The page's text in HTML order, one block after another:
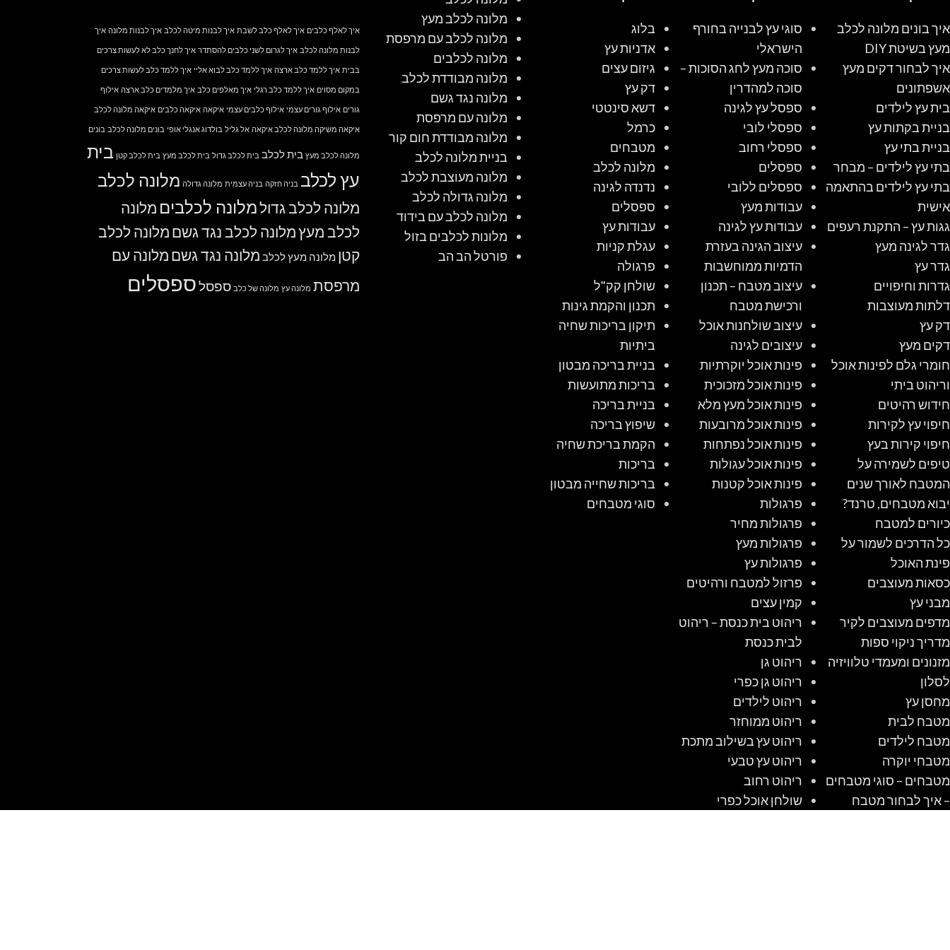
איך בונים מלונה לכלב
מעץ בשיטת DIY
איך לבחור דקים מעץ
אשפתונים
בית עץ לילדים
בניית בקתות עץ
בניית בתי עץ
בתי עץ לילדים – מבחר
בתי עץ לילדים בהתאמה
אישית
גגות עץ – התקנת רעפים
גדר לגינה מעץ
גדר עץ
גדרות וחיפויים
דלתות מעוצבות
דק עץ
דקים מעץ
חומרי גלם לפינות אוכל
וריהוט ביתי
חידוש רהיטים
חיפוי עץ לקירות
חיפוי קירות בעץ
טיפים לשמירה על
המטבח לאורך שנים
יבוא מטבחים, טרנד?
כיורים למטבח
כל הדרכים לשמור על
פינת האוכל
כסאות מעוצבים
מבני עץ
מדפים מעוצבים לקיר
מדריך ניקוי ספות
מזנונים ומעמדי טלוויזיה
לסלון
מחסן עץ
מטבח לבית
מטבח לילדים
מטבחי יוקרה
מטבחים – סוגי מטבחים
– איך לבחור מטבח
סוגי עץ לבנייה בחורף
הישראלי
סוכה מעץ לחג הסוכות –
סוכה למהדרין
ספסל עץ לגינה
ספסלי לובי
ספסלי רחוב
ספסלים
ספסלים ללובי
עבודות מעץ
עבודות עץ לגינה
עיצוב הגינה בעזרת
הדמיות ממוחשבות
עיצוב מטבח – תכנון
ורכישת מטבח
עיצוב שולחנות אוכל
עיצובים לגינה
פינות אוכל יוקרתיות
פינות אוכל מזכוכית
פינות אוכל מעץ מלא
פינות אוכל מרובעות
פינות אוכל נפתחות
פינות אוכל עגולות
פינות אוכל קטנות
פרגולות
פרגולות מחיר
פרגולות מעץ
פרגולות עץ
פרזול למטבח ורהיטים
קמין עצים
ריהוט בית כנסת – ריהוט
לבית כנסת
ריהוט גן
ריהוט גן כפרי
ריהוט לילדים
ריהוט ממוחזר
ריהוט עץ בשילוב מתכת
ריהוט עץ טבעי
ריהוט רחוב
שולחן אוכל כפרי
בלוג
אדניות עץ
גיזום עצים
דק עץ
דשא סינטטי
כרמל
מטבחים
מלונה לכלב
נדנדה לגינה
ספסלים
עבודות עץ
עגלת קניות
פרגולה
שולחן קק"ל
תכנון והקמת גינות
תיקון בריכות שחיה
ביתיות
בניית בריכה מבטון
בריכות מתועשות
בניית בריכה
שיפוץ בריכה
הקמת בריכת שחיה
בריכות
בריכות שחייה מבטון
סוגי מטבחים
מלונה לכלב מעץ
מלונה לכלב עם מרפסת
מלונה לכלבים
מלונה מבודדת לכלב
מלונה נגד גשם
מלונה עם מרפסת
מלונה מבודדת חום קור
בניית מלונה לכלב
מלונה מעוצבת לכלב
מלונה גדולה לכלב
מלונה לכלב עם בידוד
מלונות לכלבים בזול
פורטל הב הב
איך לאלף כלבים איך לאלף כלב לשבת איך לבנות מיטה לכלב איך לבנות מלונה איך
לבנות מלונה לכלב איך לגרום לשני כלבים להסתדר איך לחנך כלב לא לעשות צרכים
בבית איך ללמד כלב ארצה איך ללמד כלב לבוא אליי איך ללמד כלב לעשות צרכים
במקום מסוים איך ללמד כלב רגלי איך מאלפים כלב איך מלמדים כלב ארצה אילוף
גורים אילוף גורים עצמי אילוף כלבים עצמי איקאה איקאה כלבים איקאה מלונה לכלב
איקאה משיקה מלונה לכלב איקאה אל גליל בולדוג אנגלי אופי בונים מלונה לכלב בונים
מלונה לכלב מעץ בית לכלב בית לכלב גדול בית לכלב מעץ בית לכלב קטן בית
עץ לכלב בניה חזקה בניה עצמית מלונה גדולה מלונה לכלב
מלונה לכלב גדולמלונה לכלבים מלונה
לכלב מעץמלונה לכלב נגד גשם מלונה לכלב
קטן מלונה מעץ לכלב מלונה נגד גשם מלונה עם
מרפסת מלונה עץ מלונה של כלב ספסלספסלים